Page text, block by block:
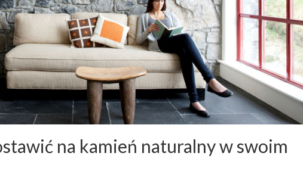
na kamień naturalny w swoim